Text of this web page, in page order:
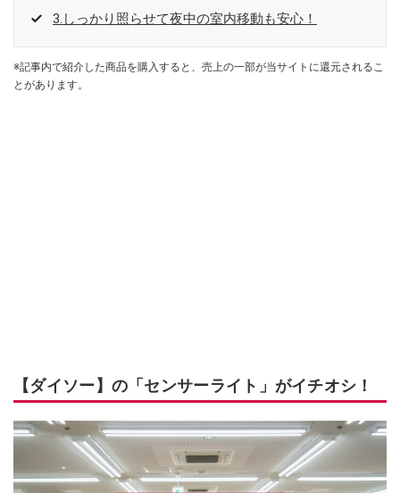
3.しっかり照らせて夜中の室内移動も安心！
※記事内で紹介した商品を購入すると、売上の一部が当サイトに還元されるこ
とがあります。
【ダイソー】の「センサーライト」がイチオシ！